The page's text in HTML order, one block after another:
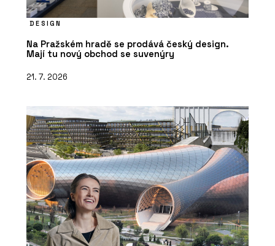
DESIGN
Na Pražském hradě se prodává český design.
Mají tu nový obchod se suvenýry
21. 7. 2026